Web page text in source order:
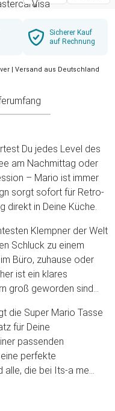
Sicherer Kauf
auf Rechnung
| Versand aus Deutschland
Du jedes Level des
am Nachmittag oder
– Mario ist immer
sorgt sofort für Retro-
direkt in Deine Küche.
Klempner der Welt
Schluck zu einem
Büro, zuhause oder
ist ein klares
groß geworden sind
die Super Mario Tasse
für Deine
passenden
perfekte
alle, die bei Its-a me